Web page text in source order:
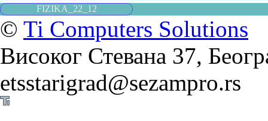
FIZIKA_22_12
© Ti Computers Solutions
Високог Стевана 37,
etsstarigrad@sezampro.rs